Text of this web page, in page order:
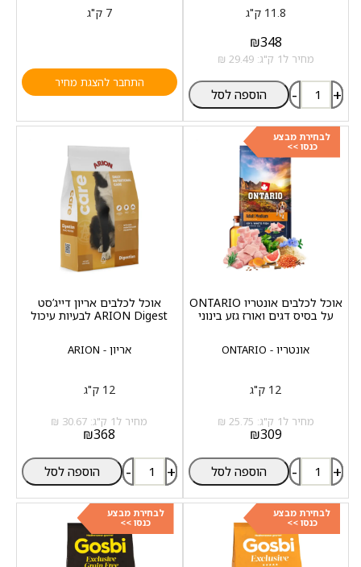
11.8 ק"ג
₪348
מחיר ל1 ק"ג: 29.49 ₪
- + הוספה לסל
7 ק"ג
התחבר להצגת מחיר
לבחירת מבצע
כנסו >>
אונטריו - ONTARIO
אוכל לכלבים אונטריו ONTARIO
על בסיס דגים ואורז גזע בינוני
12 ק"ג
מחיר ל1 ק"ג: 25.75 ₪
₪309
- + הוספה לסל
אריון - ARION
אוכל לכלבים אריון דייג’סט
ARION Digest לבעיות עיכול
12 ק"ג
מחיר ל1 ק"ג: 30.67 ₪
₪368
- + הוספה לסל
לבחירת מבצע
כנסו >>
לבחירת מבצע
כנסו >>